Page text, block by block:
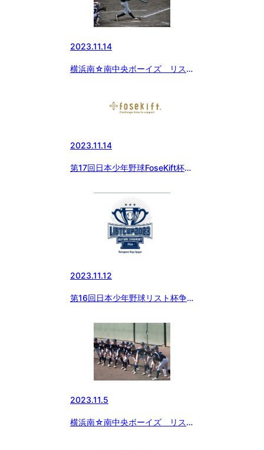
2023.11.14
横浜南☆南中央ボーイズ リス
2023.11.14
第17回日本少年野球FoseKift杯神
2023.11.12
第16回日本少年野球リスト杯争
2023.11.5
横浜南☆南中央ボーイズ リス